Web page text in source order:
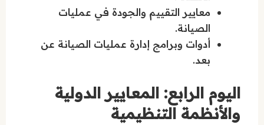
معايير التقييم والجودة في عمليات
الصيانة.
أدوات وبرامج إدارة عمليات الصيانة عن
بعد.
اليوم الرابع: المعايير الدولية
والأنظمة التنظيمية